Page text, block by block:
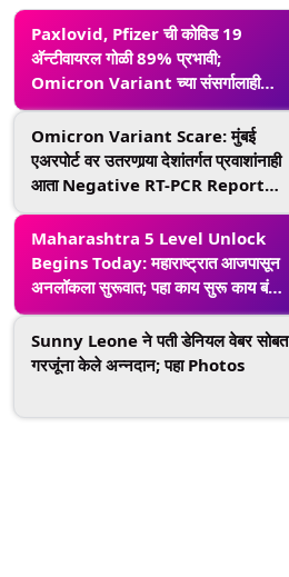
Paxlovid, Pfizer ची कोविड 19
अ‍ॅन्टीवायरल गोळी 89% प्रभावी;
Omicron Variant च्या संसर्गालाही
रोखण्यास सक्षम
Omicron Variant Scare: मुंबई
एअरपोर्ट वर उतरणार्‍या देशांतर्गत प्रवाशांनाही
आता Negative RT-PCR Report
बंधनकारक; BMC ची माहिती
Maharashtra 5 Level Unlock
Begins Today: महाराष्ट्रात आजपासून
अनलॉकला सुरूवात; पहा काय सुरू काय बंद
राहणार
Sunny Leone ने पती डेनियल वेबर सोबत
गरजूंना केले अन्नदान; पहा Photos